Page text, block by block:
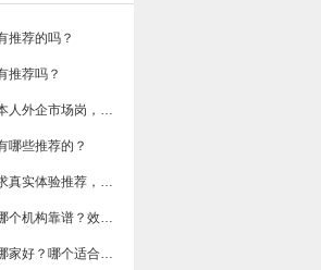
推荐的吗？
推荐吗？
​北京商务英语培训机构哪家好？本人外企市场岗，急需提升谈判和汇报口语，求真实体验分享，广告勿扰，谢谢
哪些推荐的？
广州商务英语培训机构哪家好？求真实体验推荐，侧重职场口语和邮件写作。
求解答！商务英语培训哪家好？哪个机构靠谱？效果好不好？
求真实推荐！广州商务英语培训哪家好？哪个适合上班族？